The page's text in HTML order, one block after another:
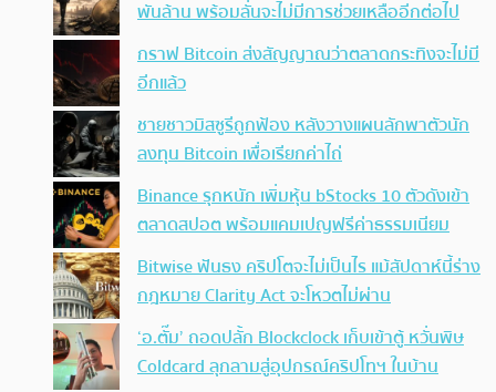
พันล้าน พร้อมลั่นจะไม่มีการช่วยเหลืออีกต่อไป
กราฟ Bitcoin ส่งสัญญาณว่าตลาดกระทิงจะไม่มี
อีกแล้ว
ชายชาวมิสซูรีถูกฟ้อง หลังวางแผนลักพาตัวนัก
ลงทุน Bitcoin เพื่อเรียกค่าไถ่
Binance รุกหนัก เพิ่มหุ้น bStocks 10 ตัวดังเข้า
ตลาดสปอต พร้อมแคมเปญฟรีค่าธรรมเนียม
Bitwise ฟันธง คริปโตจะไม่เป็นไร แม้สัปดาห์นี้ร่าง
กฎหมาย Clarity Act จะโหวตไม่ผ่าน
‘อ.ตั๊ม’ ถอดปลั้ก Blockclock เก็บเข้าตู้ หวั่นพิษ
Coldcard ลุกลามสู่อุปกรณ์คริปโทฯ ในบ้าน